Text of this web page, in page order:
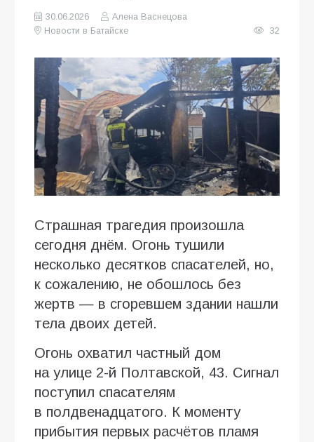
30.06.2026
Алена Васнецова
Новости в Батайске
32
Страшная трагедия произошла
сегодня днём. Огонь тушили
несколько десятков спасателей, но,
к сожалению, не обошлось без
жертв — в сгоревшем здании нашли
тела двоих детей.
Огонь охватил частный дом
на улице 2-й Полтавской, 43. Сигнал
поступил спасателям
в полдвенадцатого. К моменту
прибытия первых расчётов пламя